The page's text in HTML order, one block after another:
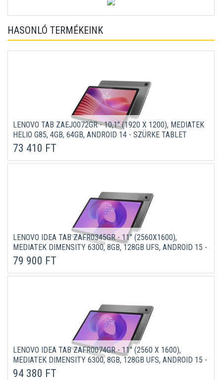
HASONLÓ TERMÉKEINK
LENOVO TAB ZAEJ0072GR - 10,1" (1920 X 1200), MEDIATEK
HELIO G85, 4GB, 64GB, ANDROID 14 - SZÜRKE TABLET
73 410 FT
LENOVO IDEA TAB ZAFR0345GR - 11" (2560X1600),
MEDIATEK DIMENSITY 6300, 8GB, 128GB UFS, ANDROID 15 -
SZÜRKE TABLET + PEN
79 900 FT
LENOVO IDEA TAB ZAFR0074GR - 11" (2560 X 1600),
MEDIATEK DIMENSITY 6300, 8GB, 128GB UFS, ANDROID 15 -
SZÜRKE TABLET + PEN
94 380 FT